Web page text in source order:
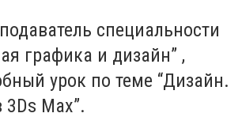
специальности
графика и дизайн” ,
урок по теме “Дизайн.
Max”.